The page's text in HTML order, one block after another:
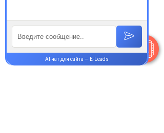
Пн-Пт:9.00-18.00
Сб-Вс:10.00-16.00